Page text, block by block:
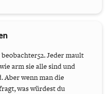
Jeder mault
arm sie alle sind und
Aber wenn man die
was würdest du